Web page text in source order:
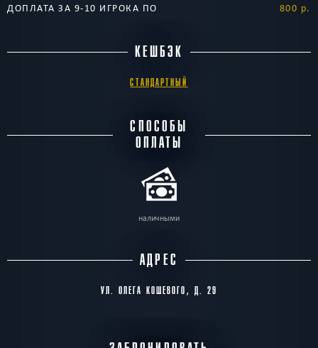
ДОПЛАТА ЗА 9-10 ИГРОКА ПО 800 р.
КЕШБЭК
СТАНДАРТНЫЙ
СПОСОБЫ
ОПЛАТЫ
наличными
АДРЕС
УЛ. ОЛЕГА КОШЕВОГО, Д. 29